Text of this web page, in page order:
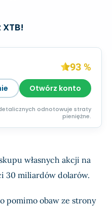
93 %
Otwórz konto
odnotowuje straty
pieniężne.
własnych akcji na
30 miliardów dolarów.
pomimo obaw ze strony